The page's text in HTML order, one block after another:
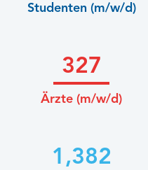
Studenten (m/w/d)
327
Ärzte (m/w/d)
1,382